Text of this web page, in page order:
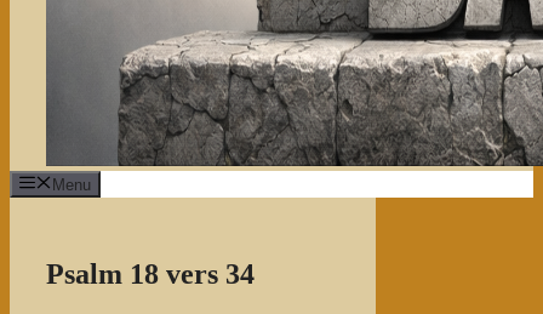
Menu
Psalm 18 vers 34